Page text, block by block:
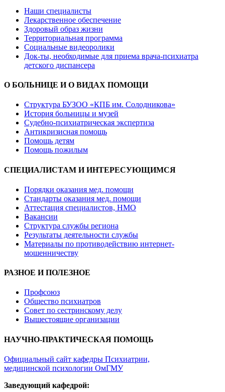
Наши специалисты
Лекарственное обеспечение
Здоровый образ жизни
Территориальная программа
Социальные видеоролики
Док-ты, необходимые для приема врача-психиатра
детского диспансера
О БОЛЬНИЦЕ И О ВИДАХ ПОМОЩИ​
Структура БУЗОО «КПБ им. Солодникова»
История больницы и музей
Судебно-психиатрическая экспертиза
Антикризисная помощь
Помощь детям
Помощь пожилым
СПЕЦИАЛИСТАМ И ИНТЕРЕСУЮЩИМСЯ
Порядки оказания мед. помощи
Стандарты оказания мед. помощи
Аттестация специалистов, НМО
Вакансии
Структура службы региона
Результаты деятельности службы
Материалы по противодействию интернет-
мошенничеству
РАЗНОЕ И ПОЛЕЗНОЕ​
Профсоюз
Общество психиатров
Совет по сестринскому делу
Вышестоящие организации
НАУЧНО-ПРАКТИЧЕСКАЯ ПОМОЩЬ
Официальный сайт кафедры Психиатрии,
медицинской психологии ОмГМУ
Заведующий кафедрой: